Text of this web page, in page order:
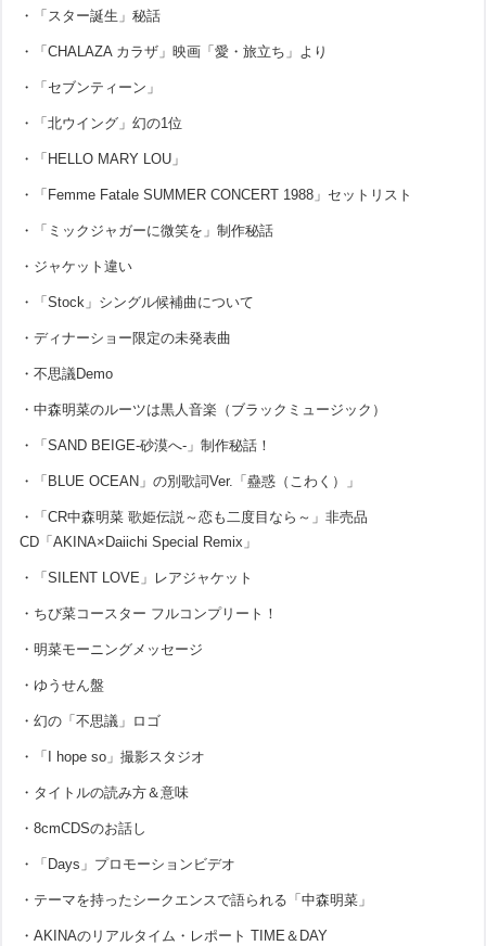
・「スター誕生」秘話
・「CHALAZA カラザ」映画「愛・旅立ち」より
・「セブンティーン」
・「北ウイング」幻の1位
・「HELLO MARY LOU」
・「Femme Fatale SUMMER CONCERT 1988」セットリスト
・「ミックジャガーに微笑を」制作秘話
・ジャケット違い
・「Stock」シングル候補曲について
・ディナーショー限定の未発表曲
・不思議Demo
・中森明菜のルーツは黒人音楽（ブラックミュージック）
・「SAND BEIGE-砂漠へ-」制作秘話！
・「BLUE OCEAN」の別歌詞Ver.「蠱惑（こわく）」
・「CR中森明菜 歌姫伝説～恋も二度目なら～」非売品
CD「AKINA×Daiichi Special Remix」
・「SILENT LOVE」レアジャケット
・ちび菜コースター フルコンプリート！
・明菜モーニングメッセージ
・ゆうせん盤
・幻の「不思議」ロゴ
・「I hope so」撮影スタジオ
・タイトルの読み方＆意味
・8cmCDSのお話し
・「Days」プロモーションビデオ
・テーマを持ったシークエンスで語られる「中森明菜」
・AKINAのリアルタイム・レポート TIME＆DAY